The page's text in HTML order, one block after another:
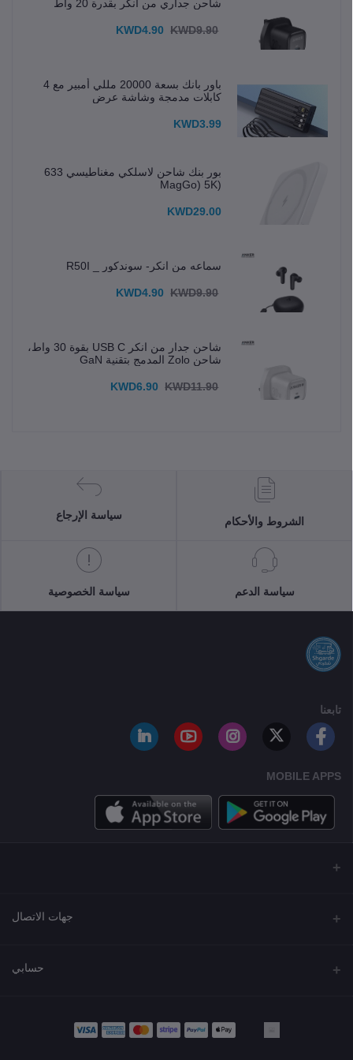
شاحن جداري من انكر بقدرة 20 واط
KWD4.90 KWD9.90
باور بانك بسعة 20000 مللي أمبير مع 4
كابلات مدمجة وشاشة عرض
KWD3.99
بور بنك شاحن لاسلكي مغناطيسي 633
(MagGo) 5K
KWD29.00
سماعه من انكر- سوندكور _ R50I
KWD4.90 KWD9.90
شاحن جدار من انكر USB C بقوة 30 واط،
شاحن Zolo المدمج بتقنية GaN
KWD6.90 KWD11.90
الشروط والأحكام
سياسة الإرجاع
سياسة الدعم سياسة الخصوصية
تابعنا
MOBILE APPS
جهات الاتصال
حسابي